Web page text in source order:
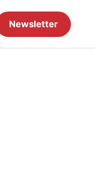
Newsletter